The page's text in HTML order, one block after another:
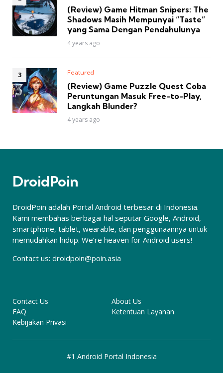
(Review) Game Hitman Snipers: The
Shadows Masih Mempunyai “Taste”
yang Sama Dengan Pendahulunya
4 years ago
Featured
(Review) Game Puzzle Quest Coba
Peruntungan Masuk Free-to-Play,
Langkah Blunder?
4 years ago
DroidPoin
DroidPoin adalah Portal Android terbesar di Indonesia.
Kami membahas berbagai hal seputar Google, Android,
smartphone, tablet, wearable, dan penggunaannya untuk
memudahkan hidup. We’re heaven for Android users!
Contact us: droidpoin@poin.asia
Contact Us
About Us
FAQ
Ketentuan Layanan
Kebijakan Privasi
#1 Android Portal Indonesia